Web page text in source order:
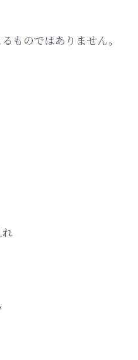
ものではありません。